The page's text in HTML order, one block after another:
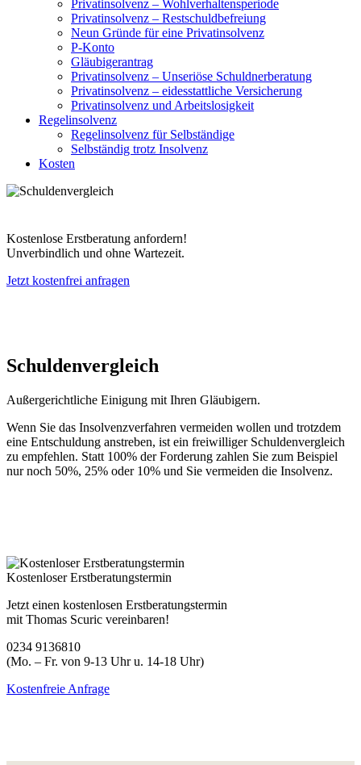
Privatinsolvenz – Wohlverhaltensperiode
Privatinsolvenz – Restschuldbefreiung
Neun Gründe für eine Privatinsolvenz
P-Konto
Gläubigerantrag
Privatinsolvenz – Unseriöse Schuldnerberatung
Privatinsolvenz – eidesstattliche Versicherung
Privatinsolvenz und Arbeitslosigkeit
Regelinsolvenz
Regelinsolvenz für Selbständige
Selbständig trotz Insolvenz
Kosten
Kostenlose Erstberatung anfordern!
Unverbindlich und ohne Wartezeit.
Jetzt kostenfrei anfragen
Schuldenvergleich
Außergerichtliche Einigung mit Ihren Gläubigern.
Wenn Sie das Insolvenzverfahren vermeiden wollen und trotzdem
eine Entschuldung anstreben, ist ein freiwilliger Schuldenvergleich
zu empfehlen. Statt 100% der Forderung zahlen Sie zum Beispiel
nur noch 50%, 25% oder 10% und Sie vermeiden die Insolvenz.
Kostenloser Erstberatungstermin
Jetzt einen kostenlosen Erstberatungstermin
mit Thomas Scuric vereinbaren!
0234 9136810
(Mo. – Fr. von 9-13 Uhr u. 14-18 Uhr)
Kostenfreie Anfrage